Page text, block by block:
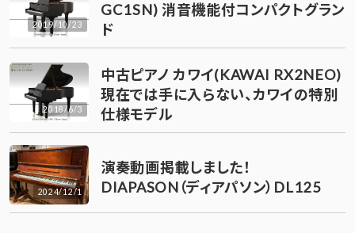
2019/10/23
GC1SN) 消音機能付コンパクトグラン
ド
2018/6/3
中古ピアノ カワイ(KAWAI RX2NEO)
現在では手に入らない、カワイの特別
仕様モデル
2024/12/1
演奏動画掲載しました！
DIAPASON（ディアパソン）DL125